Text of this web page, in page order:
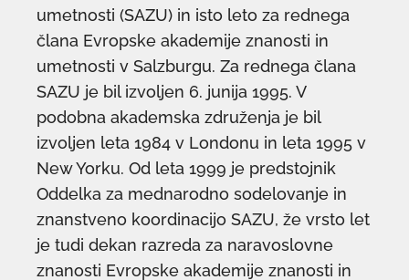
umetnosti (SAZU) in isto leto za rednega
člana Evropske akademije znanosti in
umetnosti v Salzburgu. Za rednega člana
SAZU je bil izvoljen 6. junija 1995. V
podobna akademska združenja je bil
izvoljen leta 1984 v Londonu in leta 1995 v
New Yorku. Od leta 1999 je predstojnik
Oddelka za mednarodno sodelovanje in
znanstveno koordinacijo SAZU, že vrsto let
je tudi dekan razreda za naravoslovne
znanosti Evropske akademije znanosti in